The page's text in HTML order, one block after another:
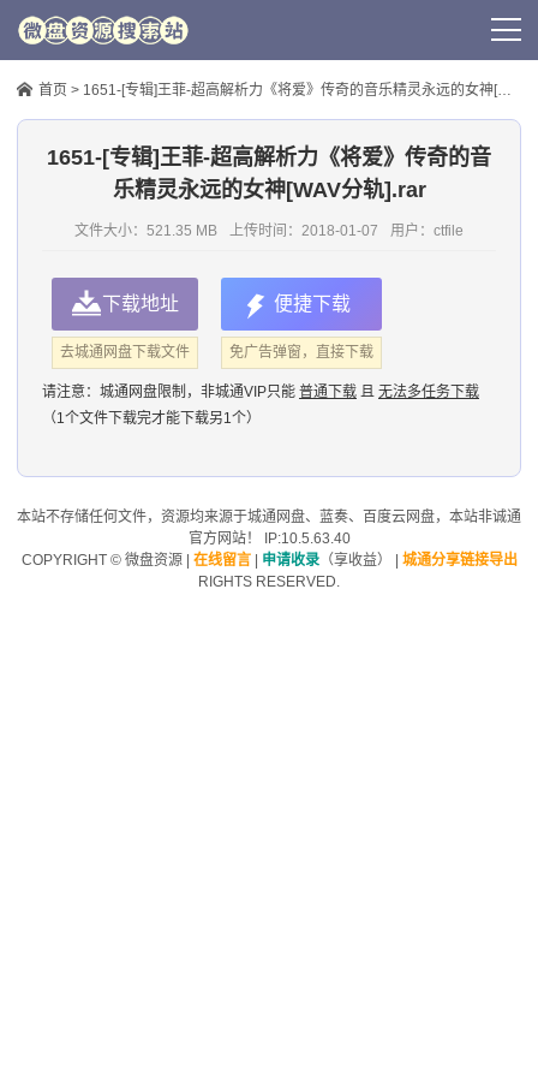
首页 > 1651-[专辑]王菲-超高解析力《将爱》传奇的音乐精灵永远的女神[WAV分轨].rar
1651-[专辑]王菲-超高解析力《将爱》传奇的音
乐精灵永远的女神[WAV分轨].rar
文件大小：521.35 MB 上传时间： 2018-01-07 用户： ctfile
下载地址
去城通网盘下载文件
便捷下载
免广告弹窗，直接下载
请注意： 城通网盘限制，非城通VIP只能 普通下载 且 无法多任务下载
（1个文件下载完才能下载另1个）
本站不存储任何文件，资源均来源于城通网盘、蓝奏、 百度云网盘，本站非诚通
官方网站！ IP:10.5.63.40
COPYRIGHT © 微盘资源| 在线留言| 申请收录（享收益）
城通分享链接导出
RIGHTS RESERVED.